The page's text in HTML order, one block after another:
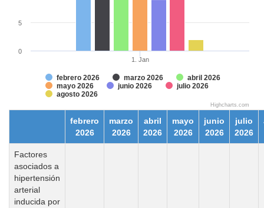
febrero 2026 marzo 2026
abril 2026
mayo 2026
junio 2026
julio 2026
agosto 2026
1. Jan
0
5
Highcharts.com
febrero
2026
marzo
2026
abril
2026
mayo
2026
junio
2026
julio
2026
Factores
asociados a
hipertensión
arterial
inducida por